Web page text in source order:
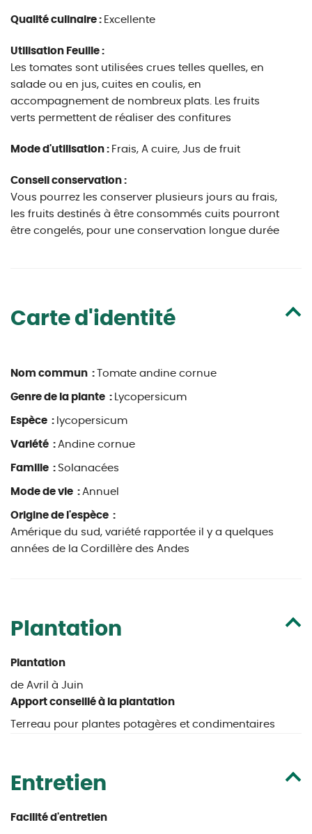
Qualité culinaire : Excellente
Utilisation Feuille :
Les tomates sont utilisées crues telles quelles, en
salade ou en jus, cuites en coulis, en
accompagnement de nombreux plats. Les fruits
verts permettent de réaliser des confitures
Mode d'utilisation : Frais, A cuire, Jus de fruit
Conseil conservation :
Vous pourrez les conserver plusieurs jours au frais,
les fruits destinés à être consommés cuits pourront
être congelés, pour une conservation longue durée
Carte d'identité
Nom commun : Tomate andine cornue
Genre de la plante : Lycopersicum
Espèce : lycopersicum
Variété : Andine cornue
Famille : Solanacées
Mode de vie : Annuel
Origine de l'espèce :
Amérique du sud, variété rapportée il y a quelques
années de la Cordillère des Andes
Plantation
Plantation
de Avril à Juin
Apport conseillé à la plantation
Terreau pour plantes potagères et condimentaires
Entretien
Facilité d'entretien